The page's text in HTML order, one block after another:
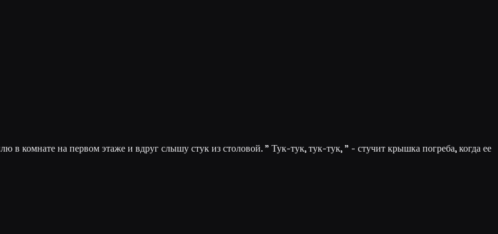
в комнате на первом этаже и вдруг слышу стук из столовой. " Тук-тук, тук-тук, " - стучит крышка погреба, когда ее